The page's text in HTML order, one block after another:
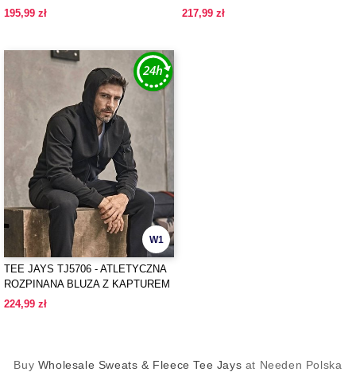
195,99 zł
217,99 zł
W1
TEE JAYS TJ5706 - ATLETYCZNA
ROZPINANA BLUZA Z KAPTUREM
224,99 zł
Buy Wholesale Sweats & Fleece Tee Jays at Needen Polska